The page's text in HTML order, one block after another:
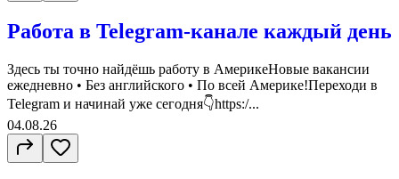
Работа в Telegram-канале каждый день
Здесь ты точно найдёшь работу в АмерикеНовые вакансии
ежедневно • Без английского • По всей Америке!Переходи в
Telegram и начинай уже сегодня👇https:/...
04.08.26